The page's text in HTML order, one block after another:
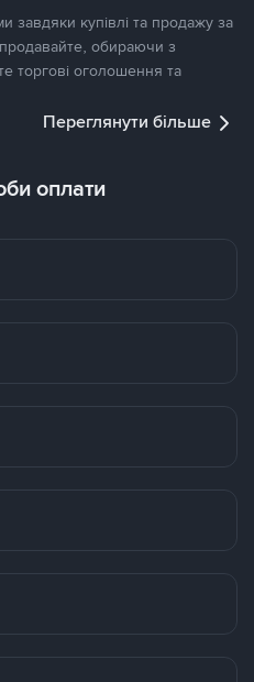
завдяки купівлі та продажу за
обираючи з
торгові оголошення та
Переглянути більше
оплати